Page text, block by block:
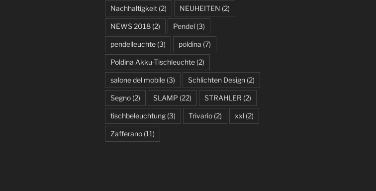
Nachhaltigkeit(2) NEUHEITEN (2)
NEWS 2018(2) Pendel(3)
pendelleuchte(3) poldina (7)
Poldina Akku-Tischleuchte(2)
salone del mobile(3) Schlichten Design(2)
Segno(2) SLAMP (22) STRAHLER (2)
tischbeleuchtung(3) Trivario(2) xxl(2)
Zafferano(11)